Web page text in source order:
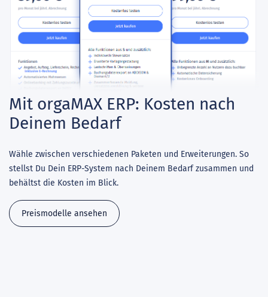
Mit orgaMAX ERP: Kosten nach
Deinem Bedarf
Wähle zwischen verschiedenen Paketen und Erweiterungen. So
stellst Du Dein ERP-System nach Deinem Bedarf zusammen und
behältst die Kosten im Blick.
Preismodelle ansehen